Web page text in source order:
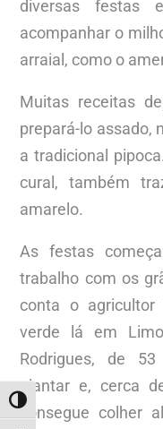
ALTERNAR ALTO
diversas festas
acompanhar o
arraial, como o
Muitas receitas
prepará-lo assado,
a tradicional
cural, também
amarelo.
As festas
trabalho com os
conta o
verde lá em
Rodrigues, de
plantar e, cerca
consegue colher